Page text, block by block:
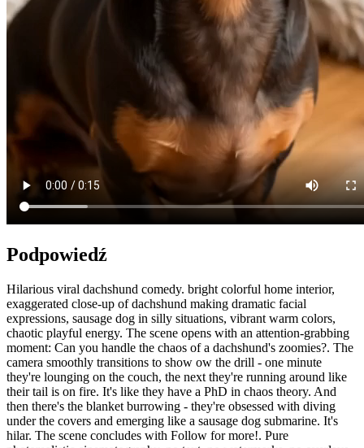
Podpowiedź
Hilarious viral dachshund comedy. bright colorful home interior,
exaggerated close-up of dachshund making dramatic facial
expressions, sausage dog in silly situations, vibrant warm colors,
chaotic playful energy. The scene opens with an attention-grabbing
moment: Can you handle the chaos of a dachshund's zoomies?. The
camera smoothly transitions to show ow the drill - one minute
they're lounging on the couch, the next they're running around like
their tail is on fire. It's like they have a PhD in chaos theory. And
then there's the blanket burrowing - they're obsessed with diving
under the covers and emerging like a sausage dog submarine. It's
hilar. The scene concludes with Follow for more!. Pure